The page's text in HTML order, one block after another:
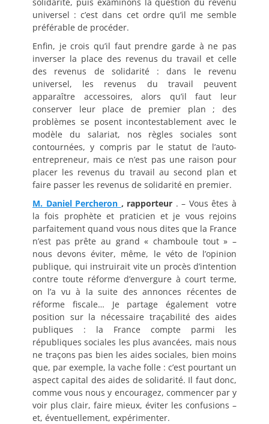
universel : c’est dans cet ordre qu’il me semble
préférable de procéder.
Enfin, je crois qu’il faut prendre garde à ne pas
inverser la place des revenus du travail et celle
des revenus de solidarité : dans le revenu
universel, les revenus du travail peuvent
apparaître accessoires, alors qu’il faut leur
conserver leur place de premier plan ; des
problèmes se posent incontestablement avec le
modèle du salariat, nos règles sociales sont
contournées, y compris par le statut de l’auto-
entrepreneur, mais ce n’est pas une raison pour
placer les revenus du travail au second plan et
faire passer les revenus de solidarité en premier.
M. Daniel Percheron , rapporteur . – Vous êtes à
la fois prophète et praticien et je vous rejoins
parfaitement quand vous nous dites que la France
n’est pas prête au grand « chamboule tout » –
nous devons éviter, même, le véto de l’opinion
publique, qui instruirait vite un procès d’intention
contre toute réforme d’envergure à court terme,
on l’a vu à la suite des annonces récentes de
réforme fiscale… Je partage également votre
position sur la nécessaire traçabilité des aides
publiques : la France compte parmi les
républiques sociales les plus avancées, mais nous
ne traçons pas bien les aides sociales, bien moins
que, par exemple, la vache folle : c’est pourtant un
aspect capital des aides de solidarité. Il faut donc,
comme vous nous y encouragez, commencer par y
voir plus clair, faire mieux, éviter les confusions –
et, éventuellement, expérimenter.